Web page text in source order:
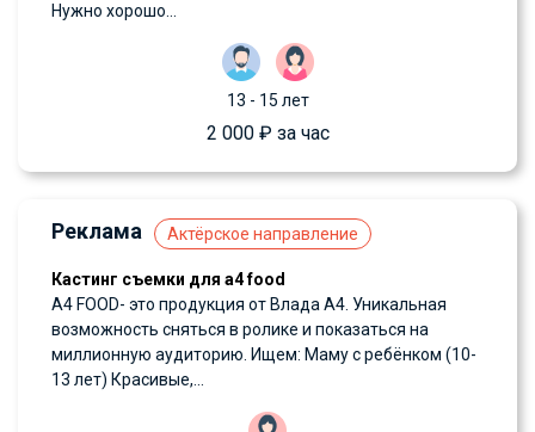
Нужно хорошо...
13 - 15 лет
2 000 ₽ за час
Реклама Актёрское направление
Кастинг съемки для a4 food
А4 FOOD- это продукция от Влада А4. Уникальная
возможность сняться в ролике и показаться на
миллионную аудиторию. Ищем: Маму с ребёнком (10-
13 лет) Красивые,...